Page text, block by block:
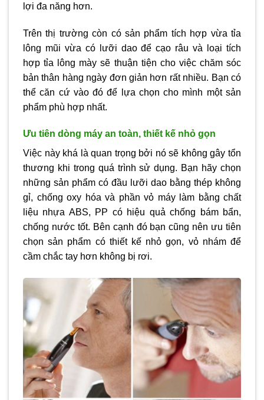
lợi đa năng hơn.
Trên thị trường còn có sản phẩm tích hợp vừa tỉa
lông mũi vừa có lưỡi dao để cạo râu và loại tích
hợp tỉa lông mày sẽ thuận tiện cho việc chăm sóc
bản thân hàng ngày đơn giản hơn rất nhiều. Bạn có
thể căn cứ vào đó để lựa chọn cho mình một sản
phẩm phù hợp nhất.
Ưu tiên dòng máy an toàn, thiết kế nhỏ gọn
Việc này khá là quan trọng bởi nó sẽ không gây tổn
thương khi trong quá trình sử dụng. Bạn hãy chọn
những sản phẩm có đầu lưỡi dao bằng thép không
gỉ, chống oxy hóa và phần vỏ máy làm bằng chất
liệu nhựa ABS, PP có hiệu quả chống bám bẩn,
chống nước tốt. Bên cạnh đó bạn cũng nên ưu tiên
chọn sản phẩm có thiết kế nhỏ gọn, vỏ nhám để
cầm chắc tay hơn không bị rơi.